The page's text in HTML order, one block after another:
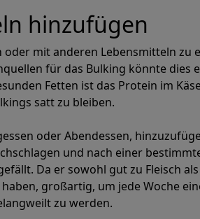
hinzufügen
mit anderen Lebensmitteln zu
für das Bulking könnte dies
Fetten ist das Protein im
satt zu bleiben.
oder Abendessen,
und nach einer
Da er sowohl gut zu Fleisch
großartig, um jede Woche
zu werden.